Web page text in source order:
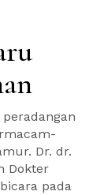
Dr. dr.
Dokter
pada